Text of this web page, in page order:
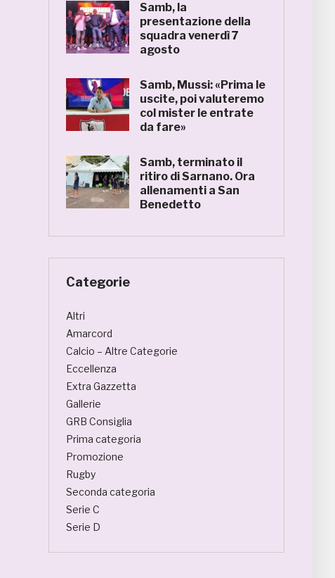
Samb, la
presentazione della
squadra venerdì 7
agosto
Samb, Mussi: «Prima le
uscite, poi valuteremo
col mister le entrate
da fare»
Samb, terminato il
ritiro di Sarnano. Ora
allenamenti a San
Benedetto
Categorie
Altri
Amarcord
Calcio – Altre Categorie
Eccellenza
Extra Gazzetta
Gallerie
GRB Consiglia
Prima categoria
Promozione
Rugby
Seconda categoria
Serie C
Serie D